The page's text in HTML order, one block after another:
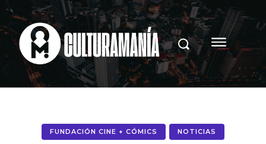
FUNDACIÓN CINE + CÓMICS NOTICIAS